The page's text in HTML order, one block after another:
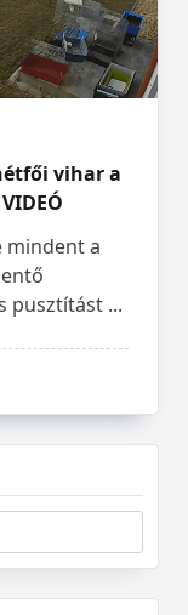
vihar a
mindent a
pusztítást ...